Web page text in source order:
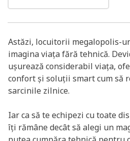
Astăzi, locuitorii megalopolis-
imagina viața fără tehnică.
ușurează considerabil viața,
confort și soluții smart cum să
sarcinile zilnice.
Iar ca să te echipezi cu toate
îți rămâne decât să alegi un